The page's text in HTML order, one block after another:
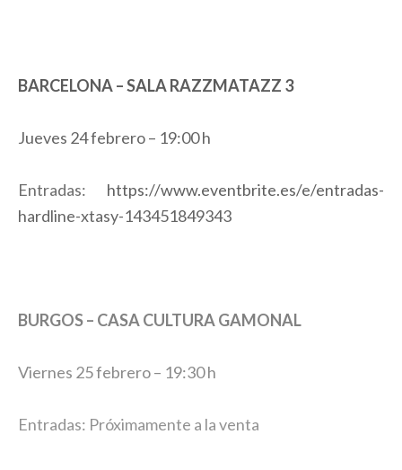
BARCELONA – SALA RAZZMATAZZ 3
Jueves 24 febrero – 19:00 h
Entradas: https://www.eventbrite.es/e/entradas-
hardline-xtasy-143451849343
BURGOS – CASA CULTURA GAMONAL
Viernes 25 febrero – 19:30 h
Entradas: Próximamente a la venta